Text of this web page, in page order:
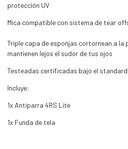
protección UV
Mica compatible con sistema de tear
Triple capa de esponjas cortornean a la
mantienen lejos el sudor de tus ojos
Testeadas certificadas bajo el standard
Incluye:
1x Antiparra 4RS Lite
1x Funda de tela